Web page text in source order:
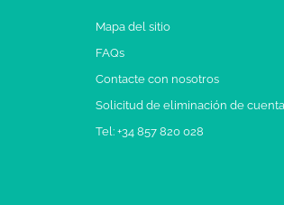
Mapa del sitio
FAQs
Contacte con nosotros
Solicitud de eliminación de cuenta
Tel: +34 857 820 028